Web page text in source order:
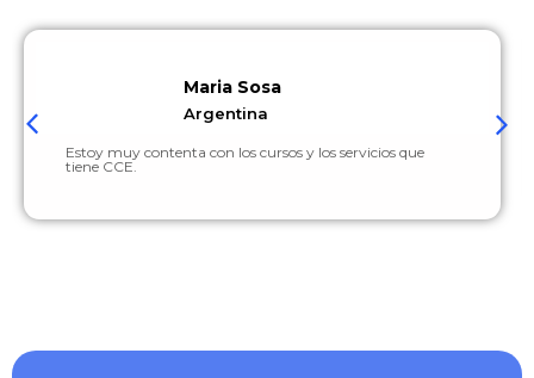
Maria Sosa
Argentina
Estoy muy contenta con los cursos y los servicios que
tiene CCE.